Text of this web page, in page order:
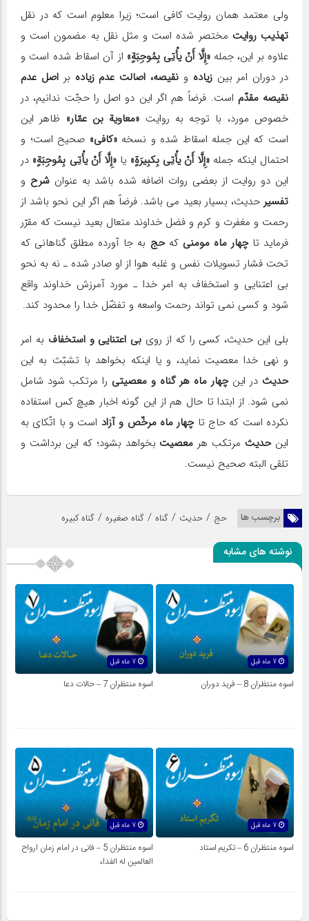
ولى معتمد همان روایت کافى است؛ زیرا معلوم است که در نقل
تهذیب روایت مختصر شده است و مثل نقل به مضمون است و
علاوه بر این، جمله«إِلَّا أَنْ یأْتِی بِمُوجِبَةٍ» از آن اسقاط شده است و
در دوران امر بینزیاده و نقیصه، اصالت عدم زیاده براصل عدم
نقیصه مقدّم است. فرضاً هم اگر این دو اصل را حجّت ندانیم، در
خصوص مورد، با توجه به روایت «معاویة بن عمّار» ظاهر این
است که این جمله اسقاط شده و نسخه«کافى» صحیح است؛ و
احتمال اینکه جمله«إِلَّا أَنْ یأْتِی بِکبِیرَةٍ» یا«إِلَّا أَنْ یأْتِی بِمُوجِبَةٍ» در
این دو روایت از بعضى روات اضافه شده باشد به عنوانشرح و
تفسیر حدیث، بسیار بعید مى باشد. فرضاً هم اگر این نحو باشد از
رحمت و مغفرت و کرم و فضل خداوند متعال بعید نیست که مقرّر
فرماید تاچهار ماه مومنى کهحج به جا آورده مطلق گناهانى که
تحت فشار تسویلات نفس و غلبه هوا از او صادر شده ـ نه به نحو
بی اعتنایى و استخفاف به امر خدا ـ مورد آمرزش خداوند واقع
شود و کسى نمى تواند رحمت واسعه و تفضّل خدا را محدود کند.
بلى این حدیث، کسى را که از روى بی اعتنایى و استخفاف به امر
و نهى خدا معصیت نماید، و یا اینکه بخواهد با تشبّث به این
حدیث در این چهار ماه هر گناه و معصیتى را مرتکب شود شامل
نمى شود. از ابتدا تا حال هم از این گونه اخبار هیچ کس استفاده
نکرده است که حاج تاچهار ماه مرخّص و آزاد است و با اتّکاى به
اینحدیث مرتکب هر معصیت بخواهد بشود؛ که این برداشت و
تلقى البته صحیح نیست.
برچسب ها حج / حدیث / گناه / گناه صغیره / گناه کبیره
نوشته های مشابه
7 ماه قبل
اسوه منتظران 8 – فرید دوران اسوه منتظران 7 – حالات دعا
7 ماه قبل
اسوه منتظران 6 – تکریم استاد
اسوه منتظران 5 – فانی در امام زمان ارواح
العالمين له الفداء